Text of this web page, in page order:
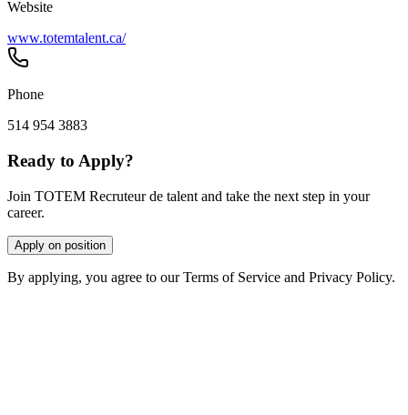
Website
www.totemtalent.ca/
Phone
514 954 3883
Ready to Apply?
Join TOTEM Recruteur de talent and take the next step in your
career.
Apply on position
By applying, you agree to our Terms of Service and Privacy Policy.